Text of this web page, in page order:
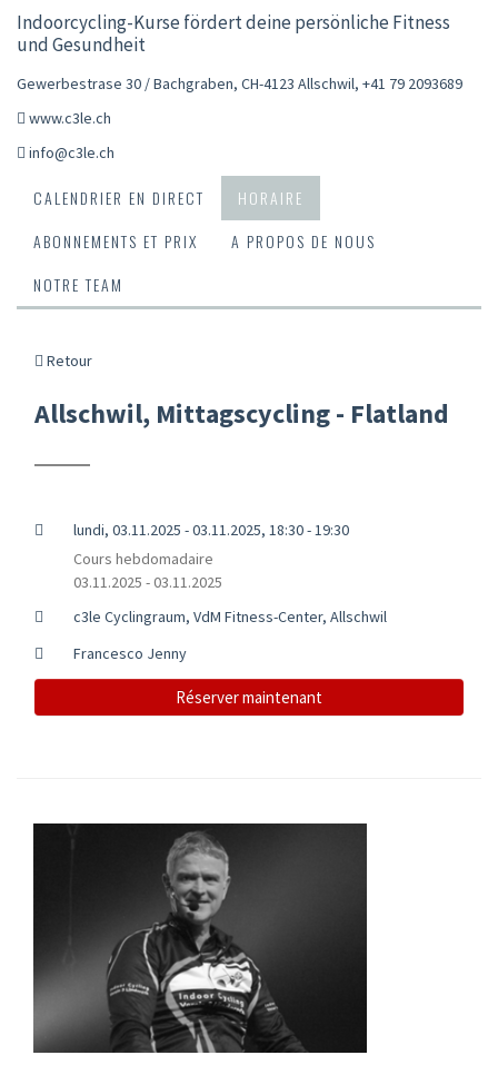
Indoorcycling-Kurse fördert deine persönliche Fitness
und Gesundheit
Gewerbestrase 30 / Bachgraben, CH-4123 Allschwil, +41 79 2093689
www.c3le.ch
info@c3le.ch
CALENDRIER EN DIRECT
HORAIRE
ABONNEMENTS ET PRIX
A PROPOS DE NOUS
NOTRE TEAM
Retour
Allschwil, Mittagscycling - Flatland
lundi, 03.11.2025 - 03.11.2025, 18:30 - 19:30
Cours hebdomadaire
03.11.2025 - 03.11.2025
c3le Cyclingraum, VdM Fitness-Center, Allschwil
Francesco Jenny
Réserver maintenant